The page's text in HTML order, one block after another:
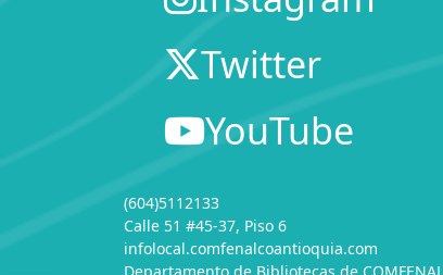
Twitter
YouTube
(604)5112133
Calle 51 #45-37, Piso 6
infolocal.comfenalcoantioquia.com